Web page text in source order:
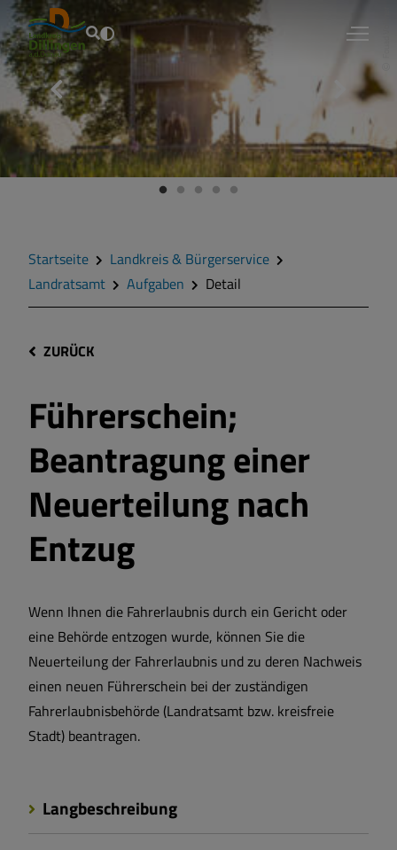
Fouad Vollmer
Startseite
Landkreis & Bürgerservice
Landratsamt
Aufgaben Detail
ZURÜCK
Führerschein;
Beantragung einer
Neuerteilung nach
Entzug
Wenn Ihnen die Fahrerlaubnis durch ein Gericht oder
eine Behörde entzogen wurde, können Sie die
Neuerteilung der Fahrerlaubnis und zu deren Nachweis
einen neuen Führerschein bei der zuständigen
Fahrerlaubnisbehörde (Landratsamt bzw. kreisfreie
Stadt) beantragen.
Langbeschreibung